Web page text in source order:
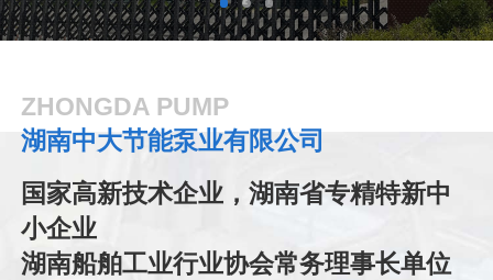
ZHONGDA PUMP
湖南中大节能泵业有限公司
国家高新技术企业，湖南省专精特新中
小企业
湖南船舶工业行业协会常务理事长单位